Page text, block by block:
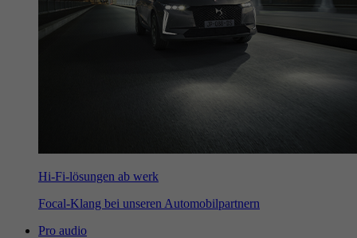
Hi-Fi-lösungen ab werk
Focal-Klang bei unseren Automobilpartnern
Pro audio